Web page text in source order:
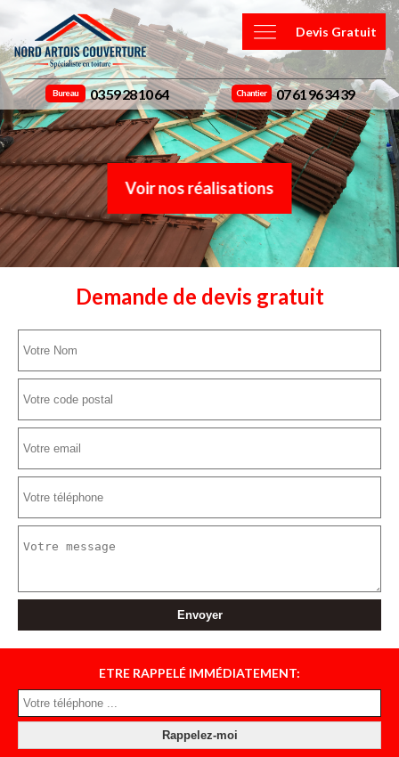
Devis Gratuit
Bureau 03 59 28 10 64 Chantier 07 61 96 34 39
Voir nos réalisations
Demande de devis gratuit
ETRE RAPPELÉ IMMÉDIATEMENT: